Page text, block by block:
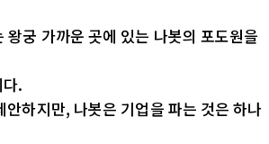
궁 가까운 곳에 있는 나봇의 포도원을
.
하지만, 나봇은 기업을 파는 것은 하나